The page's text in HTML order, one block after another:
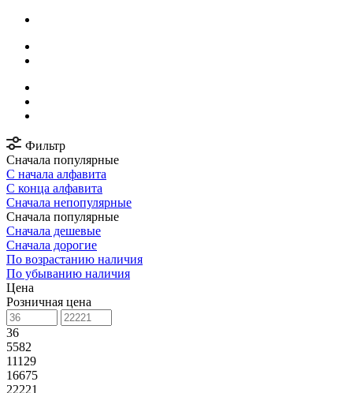
Фильтр
Сначала популярные
С начала алфавита
С конца алфавита
Сначала непопулярные
Сначала популярные
Сначала дешевые
Сначала дорогие
По возрастанию наличия
По убыванию наличия
Цена
Розничная цена
36
5582
11129
16675
22221